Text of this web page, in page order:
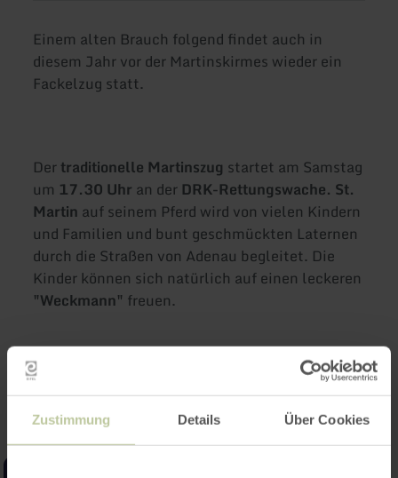
Zustimmung Details Über Cookies
Einem alten Brauch folgend findet auch in
diesem Jahr vor der Martinskirmes wieder ein
Fackelzug statt.
Dertraditionelle Martinszug startet am Samstag
um 17.30 Uhr an der DRK-Rettungswache. St.
Martin auf seinem Pferd wird von vielen Kindern
und Familien und bunt geschmückten Laternen
durch die Straßen von Adenau begleitet. Die
Kinder können sich natürlich auf einen leckeren
"Weckmann" freuen.
Impressionen